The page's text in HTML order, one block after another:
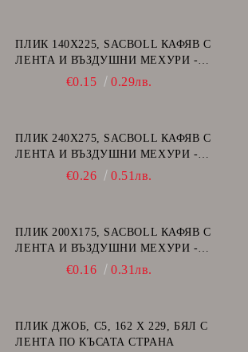
ПЛИК 140Х225, SACBOLL КАФЯВ С
ЛЕНТА И ВЪЗДУШНИ МЕХУРИ -
€0.15 0.29лв.
ПЛИК 240Х275, SACBOLL КАФЯВ С
ЛЕНТА И ВЪЗДУШНИ МЕХУРИ -
€0.26 0.51лв.
ПЛИК 200Х175, SACBOLL КАФЯВ С
ЛЕНТА И ВЪЗДУШНИ МЕХУРИ -
€0.16 0.31лв.
ПЛИК ДЖОБ, C5, 162 Х 229, БЯЛ С
ЛЕНТА ПО КЪСАТА СТРАНА